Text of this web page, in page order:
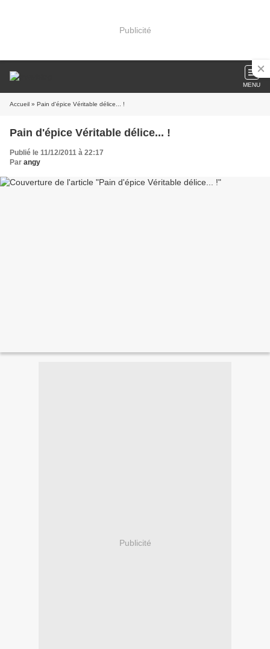
Publicité
MENU
Accueil » Pain d'épice Véritable délice... !
Pain d'épice Véritable délice... !
Publié le 11/12/2011 à 22:17
Par angy
Publicité